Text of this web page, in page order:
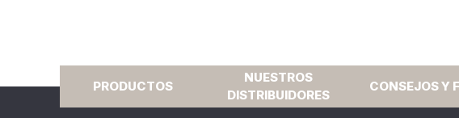
PRODUCTOS
NUESTROS
DISTRIBUIDORES
CONSEJOS Y